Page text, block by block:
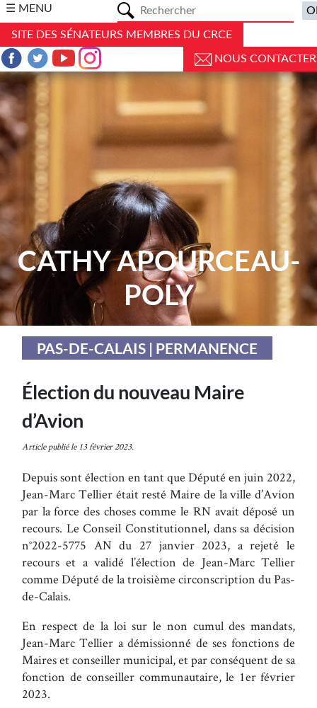
☰ MENU
SITE DES SÉNATEURS MEMBRES DU CRCE
NOUS CONTACTER
CATHY APOURCEAU-
POLY
PAS-DE-CALAIS | PERMANENCE
Élection du nouveau Maire
d’Avion
Article publié le 13 février 2023.
Depuis sont élection en tant que Député en juin 2022,
Jean-Marc Tellier était resté Maire de la ville d’Avion
par la force des choses comme le RN avait déposé un
recours. Le Conseil Constitutionnel, dans sa décision
n°2022-5775 AN du 27 janvier 2023, a rejeté le
recours et a validé l’élection de Jean-Marc Tellier
comme Député de la troisième circonscription du Pas-
de-Calais.
En respect de la loi sur le non cumul des mandats,
Jean-Marc Tellier a démissionné de ses fonctions de
Maires et conseiller municipal, et par conséquent de sa
fonction de conseiller communautaire, le 1er février
2023.